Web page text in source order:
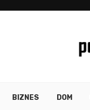
BIZNES DOM